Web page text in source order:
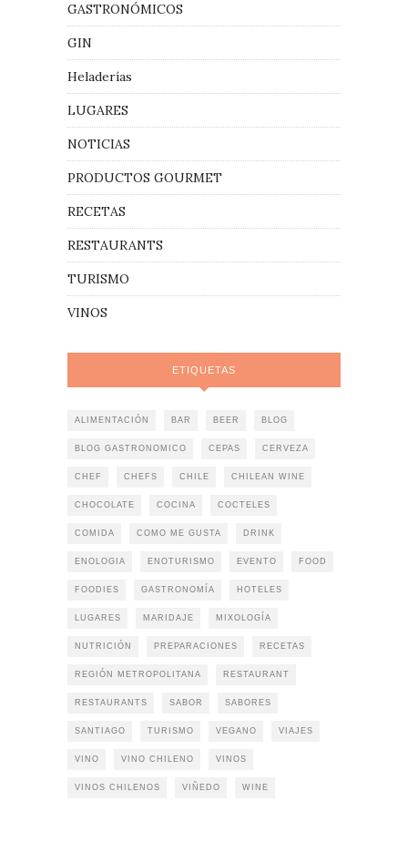
GASTRONÓMICOS
GIN
Heladerías
LUGARES
NOTICIAS
PRODUCTOS GOURMET
RECETAS
RESTAURANTS
TURISMO
VINOS
ETIQUETAS
ALIMENTACIÓN BAR BEER BLOG
BLOG GASTRONOMICO CEPAS CERVEZA
CHEF CHEFS CHILE CHILEAN WINE
CHOCOLATE COCINA COCTELES
COMIDA COMO ME GUSTA DRINK
ENOLOGIA ENOTURISMO EVENTO FOOD
FOODIES GASTRONOMÍA HOTELES
LUGARES MARIDAJE MIXOLOGÍA
NUTRICIÓN PREPARACIONES RECETAS
REGIÓN METROPOLITANA RESTAURANT
RESTAURANTS SABOR SABORES
SANTIAGO TURISMO VEGANO VIAJES
VINO VINO CHILENO VINOS
VINOS CHILENOS VIÑEDO WINE